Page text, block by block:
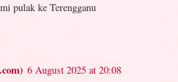
pulak ke Terengganu
6 August 2025 at 20:08